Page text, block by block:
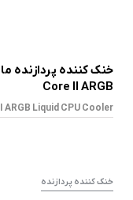
Core II ARGB
Liquid CPU Cooler
خنک کننده پردازنده